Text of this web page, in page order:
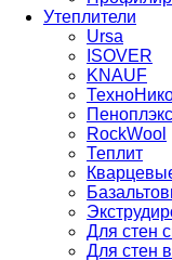
Утеплители
Ursa
ISOVER
KNAUF
Пеноплэкс
RockWool
Теплит
Для стен
Для стен